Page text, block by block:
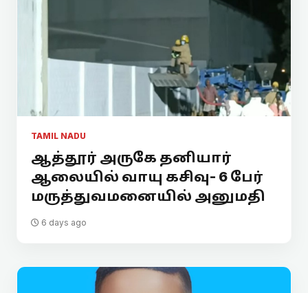
TAMIL NADU
ஆத்தூர் அருகே தனியார்
ஆலையில் வாயு கசிவு- 6 பேர்
மருத்துவமனையில் அனுமதி
6 days ago